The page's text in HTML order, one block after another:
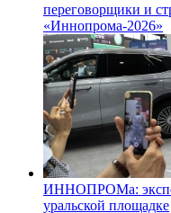
переговорщики и
«Иннопрома-2026»
ИННОПРОМа:
уральской площадке